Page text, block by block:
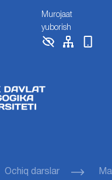
Murojaat
yuborish
Ochiq darslar